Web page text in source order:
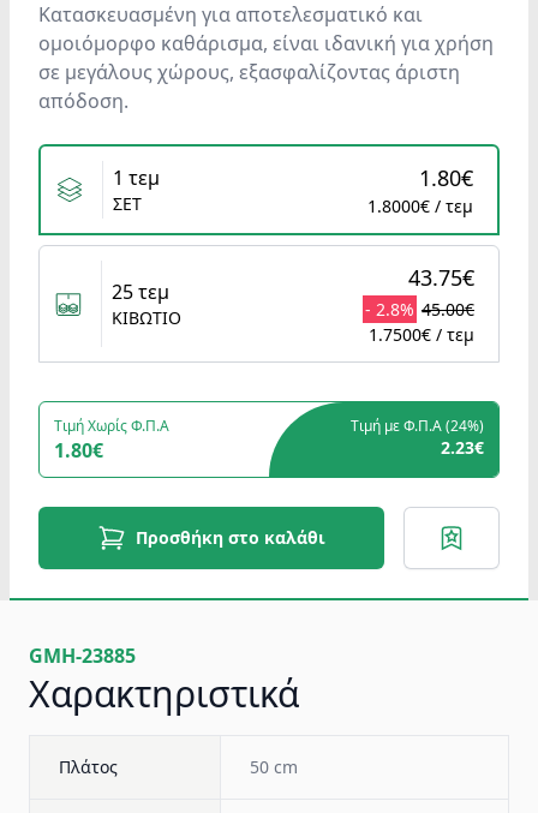
Κατασκευασμένη για αποτελεσματικό και
ομοιόμορφο καθάρισμα, είναι ιδανική για χρήση
σε μεγάλους χώρους, εξασφαλίζοντας άριστη
απόδοση.
Variants
1 τεμ
ΣΕΤ
1.80€
1.8000€ / τεμ
25 τεμ
ΚΙΒΩΤΙΟ
43.75€
- 2.8% 45.00€
1.7500€ / τεμ
Τιμή Χωρίς Φ.Π.Α
1.80€
Τιμή με Φ.Π.Α (24%)
2.23€
Προσθήκη στο καλάθι
GMH-23885
Χαρακτηριστικά
Πλάτος 50 cm